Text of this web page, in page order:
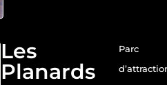
Les
Planards
Parc